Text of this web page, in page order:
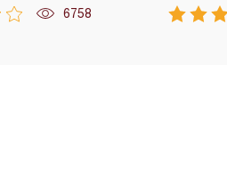
6758